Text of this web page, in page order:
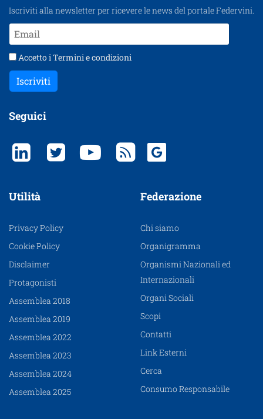
Iscriviti alla newsletter per ricevere le news del portale Federvini.
Accetto iTermini e condizioni
Iscriviti
Seguici
Utilità
Privacy Policy
Cookie Policy
Disclaimer
Protagonisti
Assemblea 2018
Assemblea 2019
Assemblea 2022
Assemblea 2023
Assemblea 2024
Assemblea 2025
Federazione
Chi siamo
Organigramma
Organismi Nazionali ed
Internazionali
Organi Sociali
Scopi
Contatti
Link Esterni
Cerca
Consumo Responsabile